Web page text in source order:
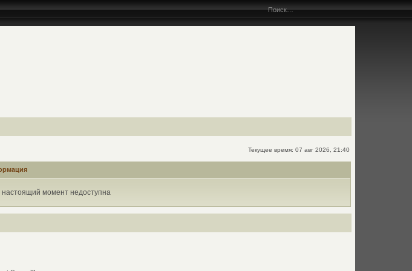
Текущее время: 07 авг 2026, 21:40
момент недоступна